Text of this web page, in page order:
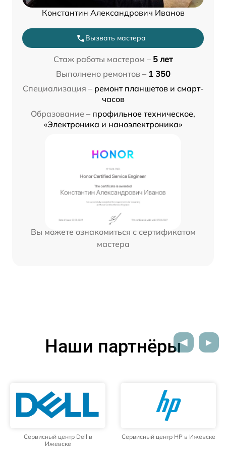
Константин Александрович Иванов
Вызвать мастера
Стаж работы мастером – 5 лет
Выполнено ремонтов – 1 350
Специализация – ремонт планшетов и смарт-
часов
Образование – профильное техническое,
«Электроника и наноэлектроника»
Вы можете ознакомиться с сертификатом
мастера
Наши партнёры
Сервисный центр Dell в
Ижевске
Сервисный центр HP в Ижевске